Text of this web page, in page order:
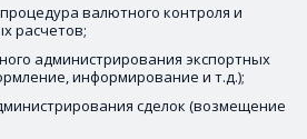
валютного контроля и
расчетов;
администрирования экспортных
информирование и т.д.);
сделок (возмещение